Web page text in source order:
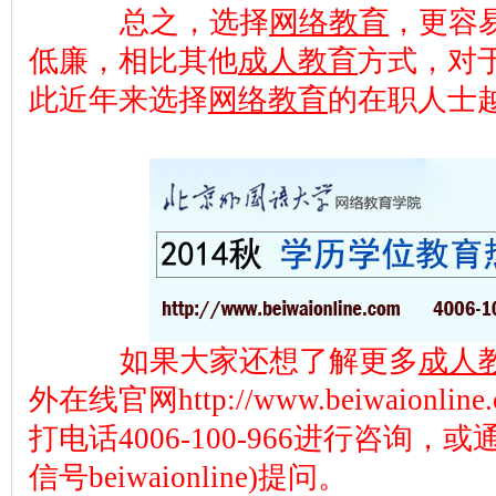
总之，选择网络教育 ，更
低廉，相比其他成人教育方式，对
此近年来选择网络教育的在职人士
如果大家还想了解更多成人
外在线官网http://
打电话4006-100-966进行咨询，或
信号beiwaionline)提问。